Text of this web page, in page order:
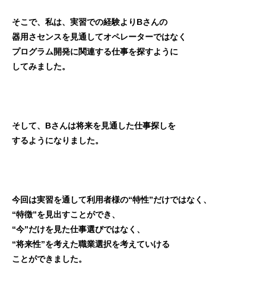
そこで、私は、実習での経験よりBさんの
器用さセンスを見通してオペレーターではなく
プログラム開発に関連する仕事を探すように
してみました。
そして、Bさんは将来を見通した仕事探しを
するようになりました。
今回は実習を通して利用者様の“特性”だけではなく、
“特徴”を見出すことができ、
“今”だけを見た仕事選びではなく、
“将来性”を考えた職業選択を考えていける
ことができました。